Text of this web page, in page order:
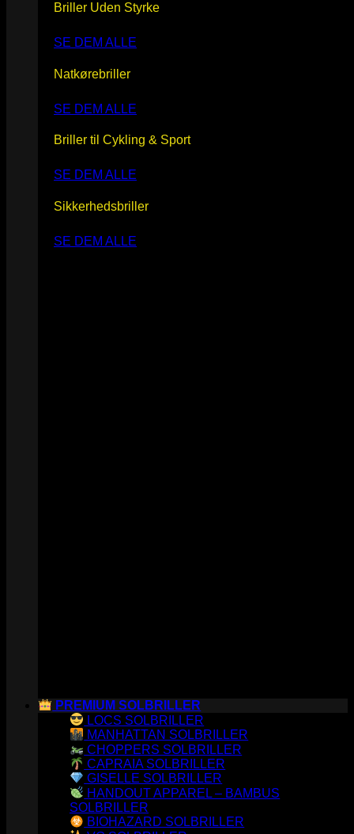
Briller Uden Styrke
SE DEM ALLE
Natkørebriller
SE DEM ALLE
Briller til Cykling & Sport
SE DEM ALLE
Sikkerhedsbriller
SE DEM ALLE
PREMIUM SOLBRILLER
LOCS SOLBRILLER
MANHATTAN SOLBRILLER
CHOPPERS SOLBRILLER
CAPRAIA SOLBRILLER
GISELLE SOLBRILLER
HANDOUT APPAREL – BAMBUS
SOLBRILLER
BIOHAZARD SOLBRILLER